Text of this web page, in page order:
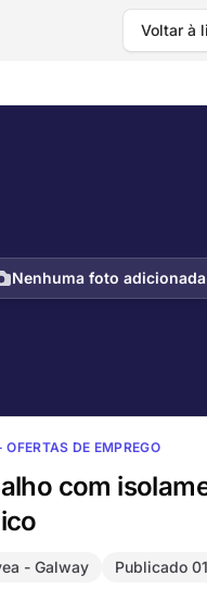
Voltar à
Nenhuma foto
DE EMPREGO
com
- Galway Publicado